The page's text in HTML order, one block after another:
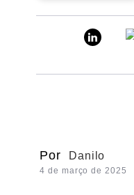
Por Danilo
4 de março de 2025